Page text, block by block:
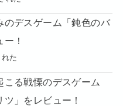
のデスゲーム「鈍色のバ
！
た
こる戦慄のデスゲーム
ツ」をレビュー！